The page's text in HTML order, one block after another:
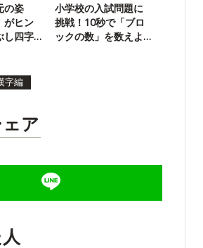
の姿
がヒン
し四字
小学校の入試問題に
挑戦！10秒で「ブロ
ックの数」を数えよ
字編
ア